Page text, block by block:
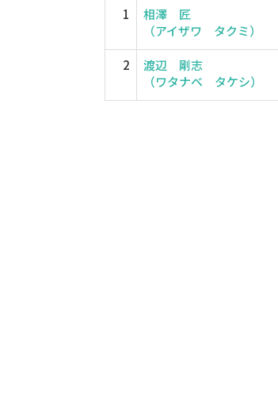
1
相澤 匠
（アイザワ タクミ）
2
渡辺 剛志
（ワタナベ タケシ）